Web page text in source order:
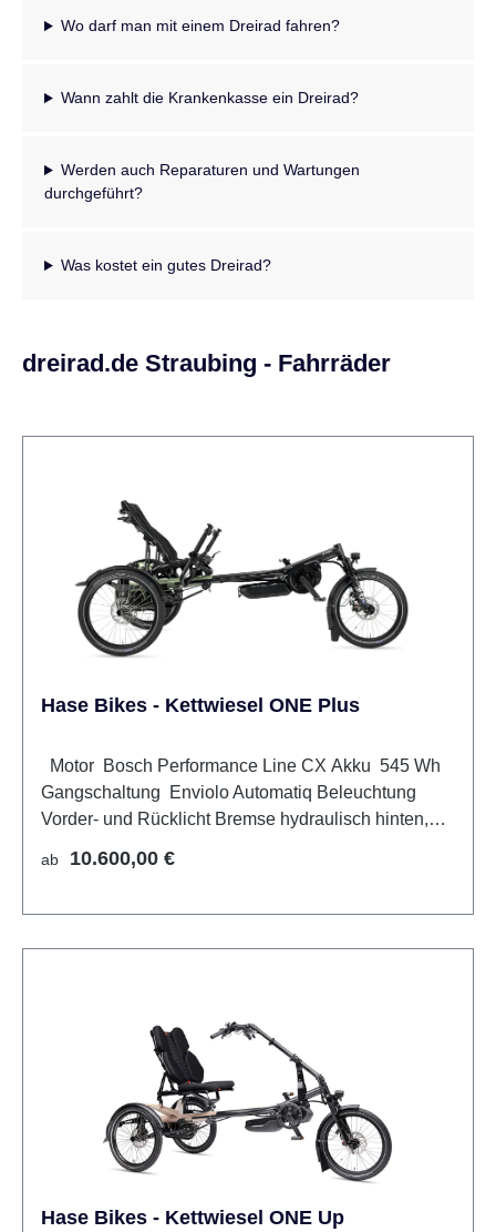
Wo darf man mit einem Dreirad fahren?
Wann zahlt die Krankenkasse ein Dreirad?
Werden auch Reparaturen und Wartungen
durchgeführt?
Was kostet ein gutes Dreirad?
dreirad.de Straubing - Fahrräder
Hase Bikes - Kettwiesel ONE Plus
Gangschaltung Enviolo Automatiq Beleuchtung
Vorder- und Rücklicht Bremse hydraulisch hinten,
Feststellbremse Maximales Benutzergewicht 140 kg
Regulärer Preis:
ab 10.600,00 €
Hase Bikes - Kettwiesel ONE Up